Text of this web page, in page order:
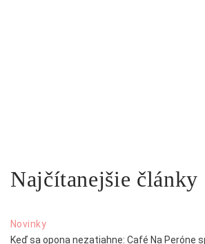
Najčítanejšie články
Novinky
Keď sa opona nezatiahne: Café Na Peróne